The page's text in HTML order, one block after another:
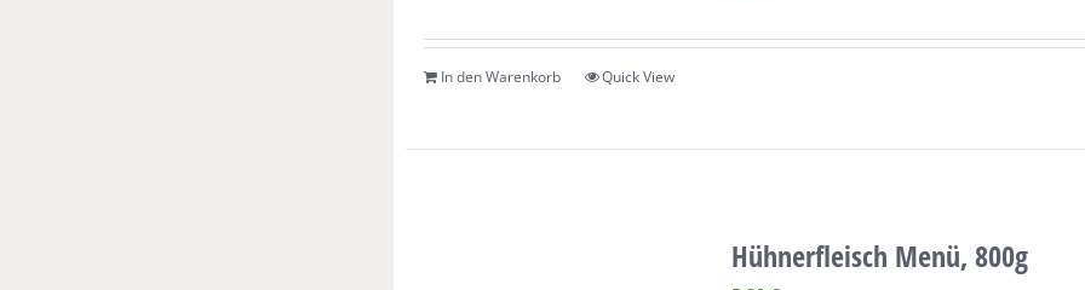
In den Warenkorb Quick View
Hühnerfleisch Menü, 800g